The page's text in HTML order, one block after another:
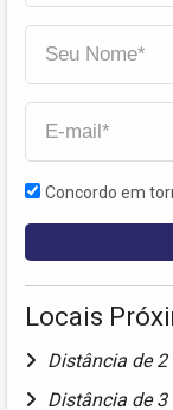
Concordo em
Locais
Distância de 2
Distância de 3